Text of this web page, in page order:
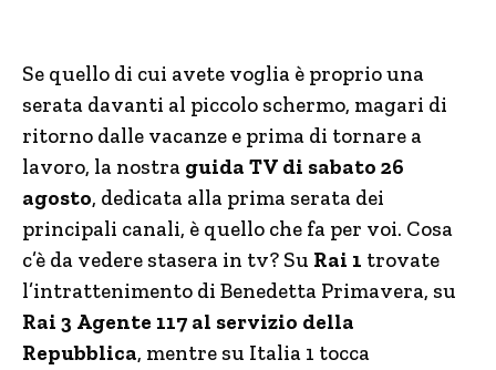
Se quello di cui avete voglia è proprio una
serata davanti al piccolo schermo, magari di
ritorno dalle vacanze e prima di tornare a
lavoro, la nostra guida TV di sabato 26
agosto, dedicata alla prima serata dei
principali canali, è quello che fa per voi. Cosa
c’è da vedere stasera in tv? Su Rai 1 trovate
l’intrattenimento di Benedetta Primavera, su
Rai 3 Agente 117 al servizio della
Repubblica, mentre su Italia 1 tocca